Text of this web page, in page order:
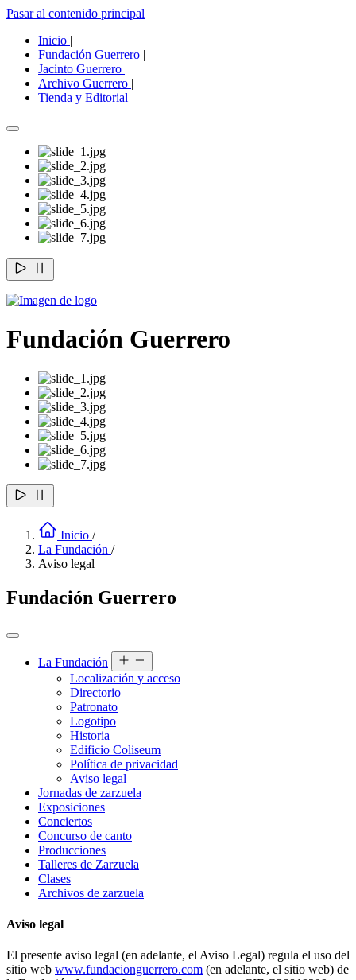
Pasar al contenido principal
Inicio |
Fundación Guerrero |
Jacinto Guerrero |
Archivo Guerrero |
Tienda y Editorial
Fundación Guerrero
Inicio /
La Fundación /
Aviso legal
Fundación Guerrero
La Fundación
Localización y acceso
Directorio
Patronato
Logotipo
Historia
Edificio Coliseum
Política de privacidad
Aviso legal
Jornadas de zarzuela
Exposiciones
Conciertos
Concurso de canto
Producciones
Talleres de Zarzuela
Clases
Archivos de zarzuela
Aviso legal
El presente aviso legal (en adelante, el Aviso Legal) regula el uso del
sitio web www.fundacionguerrero.com (en adelante, el sitio web) de